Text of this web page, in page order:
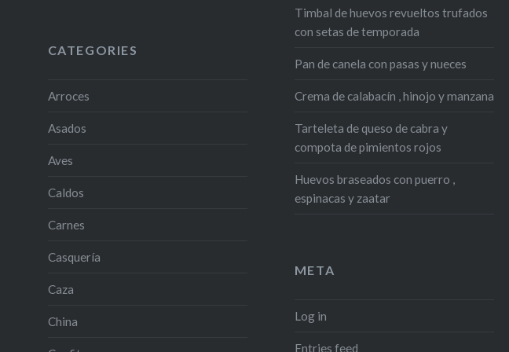
Timbal de huevos revueltos trufados
con setas de temporada
Pan de canela con pasas y nueces
Crema de calabacín , hinojo y manzana
Tarteleta de queso de cabra y
compota de pimientos rojos
Huevos braseados con puerro ,
espinacas y zaatar
CATEGORIES
Arroces
Asados
Aves
Caldos
Carnes
Casquería
Caza
China
META
Log in
Entries feed